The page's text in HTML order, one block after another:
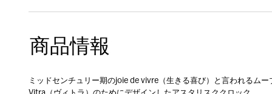
商品情報
ミッドセンチュリー期のjoie de vivre（生きる喜び）と言われるム